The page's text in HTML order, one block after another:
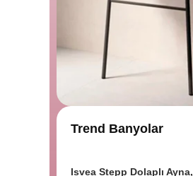
Trend Banyolar
Isvea Stepp Dolaplı Ayna,